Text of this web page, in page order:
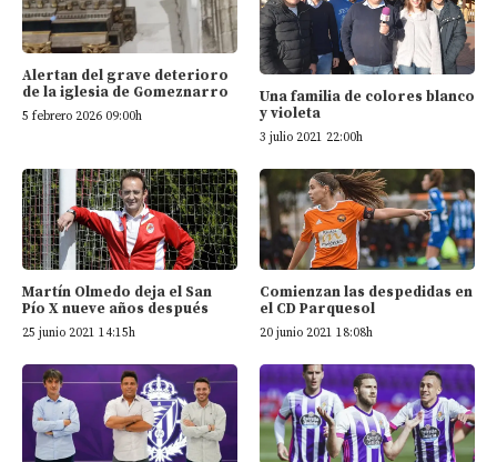
Alertan del grave deterioro
de la iglesia de Gomeznarro
5 febrero 2026 09:00h
Una familia de colores blanco
y violeta
3 julio 2021 22:00h
Martín Olmedo deja el San
Pío X nueve años después
25 junio 2021 14:15h
Comienzan las despedidas en
el CD Parquesol
20 junio 2021 18:08h